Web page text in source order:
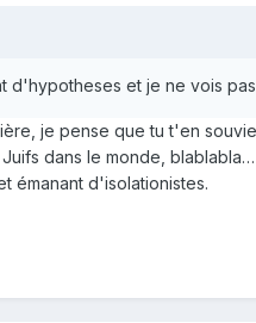
et je ne vois
je pense que tu t'en
dans le monde, blablabla…
émanant d'isolationistes.